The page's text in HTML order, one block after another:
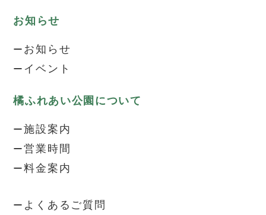
お知らせ
お知らせ
イベント
橘ふれあい公園について
施設案内
営業時間
料金案内
よくあるご質問